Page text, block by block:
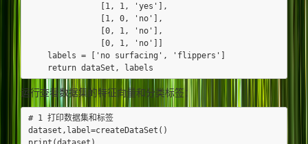
               [1, 1, 'yes'],
               [1, 0, 'no'],
               [0, 1, 'no'],
               [0, 1, 'no']]
    labels = ['no surfacing', 'flippers']
运行查看数据集的特征向量和分类标签：
# 1 打印数据集和标签
dataset,label=createDataSet()